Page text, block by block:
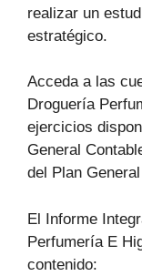
realizar un
estratégico.
Acceda a las
Droguería
ejercicios
General
del Plan
El Informe
Perfumería E
contenido: